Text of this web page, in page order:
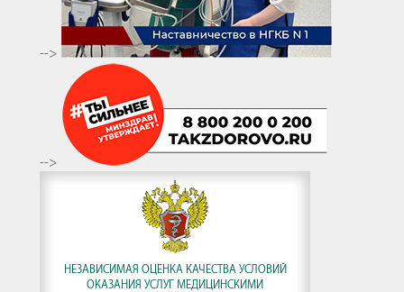
-->
-->
НЕЗАВИСИМАЯ ОЦЕНКА КАЧЕСТВА УСЛОВИЙ
ОКАЗАНИЯ УСЛУГ МЕДИЦИНСКИМИ